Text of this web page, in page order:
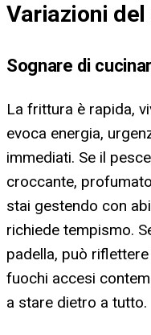
Variazioni del
Sognare di
La frittura è rapida,
evoca energia,
immediati. Se il
croccante,
stai gestendo con
richiede tempismo.
padella, può
fuochi accesi
a stare dietro a tutto.